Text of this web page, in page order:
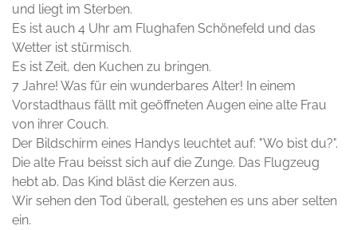
und liegt im Sterben.
Es ist auch 4 Uhr am Flughafen Schönefeld und das
Wetter ist stürmisch.
Es ist Zeit, den Kuchen zu bringen.
7 Jahre! Was für ein wunderbares Alter! In einem
Vorstadthaus fällt mit geöffneten Augen eine alte Frau
von ihrer Couch.
Der Bildschirm eines Handys leuchtet auf: "Wo bist du?".
Die alte Frau beisst sich auf die Zunge. Das Flugzeug
hebt ab. Das Kind bläst die Kerzen aus.
Wir sehen den Tod überall, gestehen es uns aber selten
ein.